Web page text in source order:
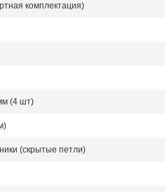
комплектация)
(4 шт)
(скрытые петли)